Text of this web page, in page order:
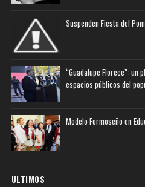
Suspenden Fiesta del
“Guadalupe Florece”: un
espacios públicos del
Modelo Formoseño en
ULTIMOS